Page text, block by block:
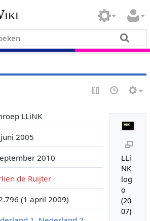
LLi
NK
log
o
(20
07)
LLiNK
2005
2010
de Ruijter
(1 april 2009)